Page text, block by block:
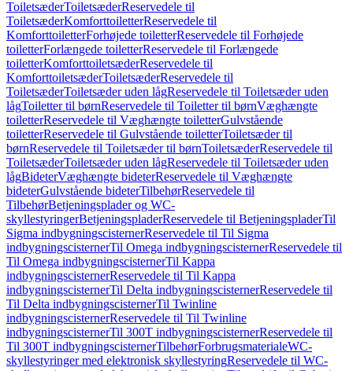
ToiletsæderToiletsæderReservedele til
ToiletsæderKomforttoiletterReservedele til
KomforttoiletterForhøjede toiletterReservedele til Forhøjede
toiletterForlængede toiletterReservedele til Forlængede
toiletterKomforttoiletsæderReservedele til
KomforttoiletsæderToiletsæderReservedele til
ToiletsæderToiletsæder uden lågReservedele til Toiletsæder uden
lågToiletter til børnReservedele til Toiletter til børnVæghængte
toiletterReservedele til Væghængte toiletterGulvstående
toiletterReservedele til Gulvstående toiletterToiletsæder til
børnReservedele til Toiletsæder til børnToiletsæderReservedele til
ToiletsæderToiletsæder uden lågReservedele til Toiletsæder uden
lågBideterVæghængte bideterReservedele til Væghængte
bideterGulvstående bideterTilbehørReservedele til
TilbehørBetjeningsplader og WC-
skyllestyringerBetjeningspladerReservedele til BetjeningspladerTil
Sigma indbygningscisternerReservedele til Til Sigma
indbygningscisternerTil Omega indbygningscisternerReservedele til
Til Omega indbygningscisternerTil Kappa
indbygningscisternerReservedele til Til Kappa
indbygningscisternerTil Delta indbygningscisternerReservedele til
Til Delta indbygningscisternerTil Twinline
indbygningscisternerReservedele til Til Twinline
indbygningscisternerTil 300T indbygningscisternerReservedele til
Til 300T indbygningscisternerTilbehørForbrugsmaterialeWC-
skyllestyringer med elektronisk skyllestyringReservedele til WC-